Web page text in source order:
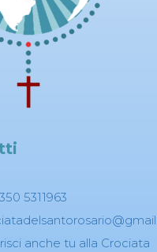
5311963
anche tu alla Crociata